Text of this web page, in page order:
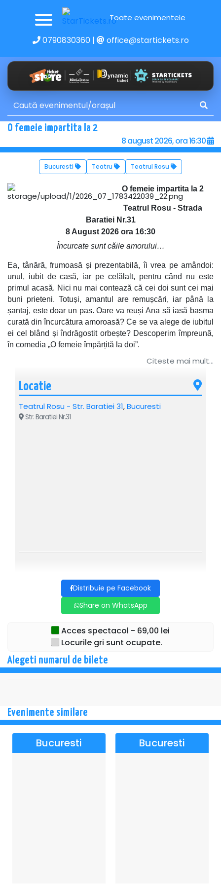
Toate evenimentele
0790830360| office@startickets.ro
O femeie impartita la 2
8 august 2026, ora 16:30
Bucuresti Teatru Teatrul Rosu
O femeie impartita la 2
Teatrul Rosu - Strada
Baratiei Nr.31
8 August 2026 ora 16:30
Încurcate sunt căile amorului…
Ea, tânără, frumoasă și prezentabilă, îi vrea pe amândoi:
unul, iubit de casă, iar pe celălalt, pentru când nu este
primul acasă. Nici nu mai contează că cei doi sunt cei mai
buni prieteni. Totuși, amantul are remușcări, iar până la
șantaj, este doar un pas. Oare va reuși Ana să iasă basma
curată din încurcătura amoroasă? Ce se va alege de iubitul
ei cel blând și îndrăgostit orbește? Descoperim împreună,
în comedia „O femeie împărțită la doi”.
Distribuția: Ana Odagiu, Silviu Mircescu, Sergiu Costache.
Recomandat: 16+
Citeste mai mult...
Locatie
Teatrul Rosu - Str. Baratiei 31,Bucuresti
Str. Baratiei Nr.31
Distribuie pe Facebook
Share on WhatsApp
Acces spectacol - 69,00 lei
Locurile gri sunt ocupate.
Alegeti numarul de bilete
Evenimente similare
Bucuresti Bucuresti